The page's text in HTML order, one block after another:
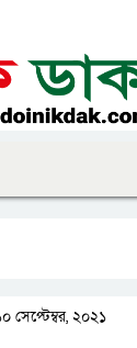
সেপ্টেম্বর, ২০২১